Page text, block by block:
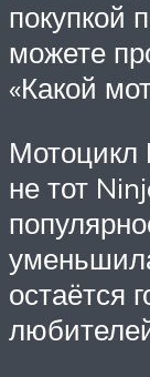
покупкой
можете
«Какой
Мотоцикл
не тот
остаётся